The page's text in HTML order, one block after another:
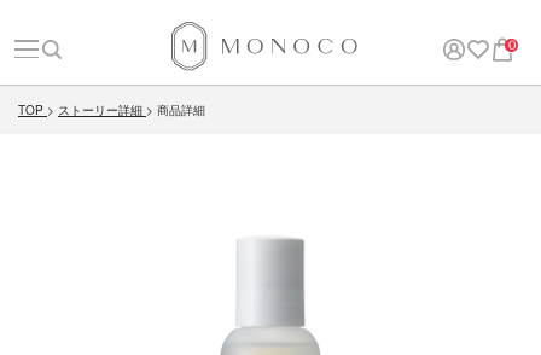
0
TOP ストーリー詳細 商品詳細